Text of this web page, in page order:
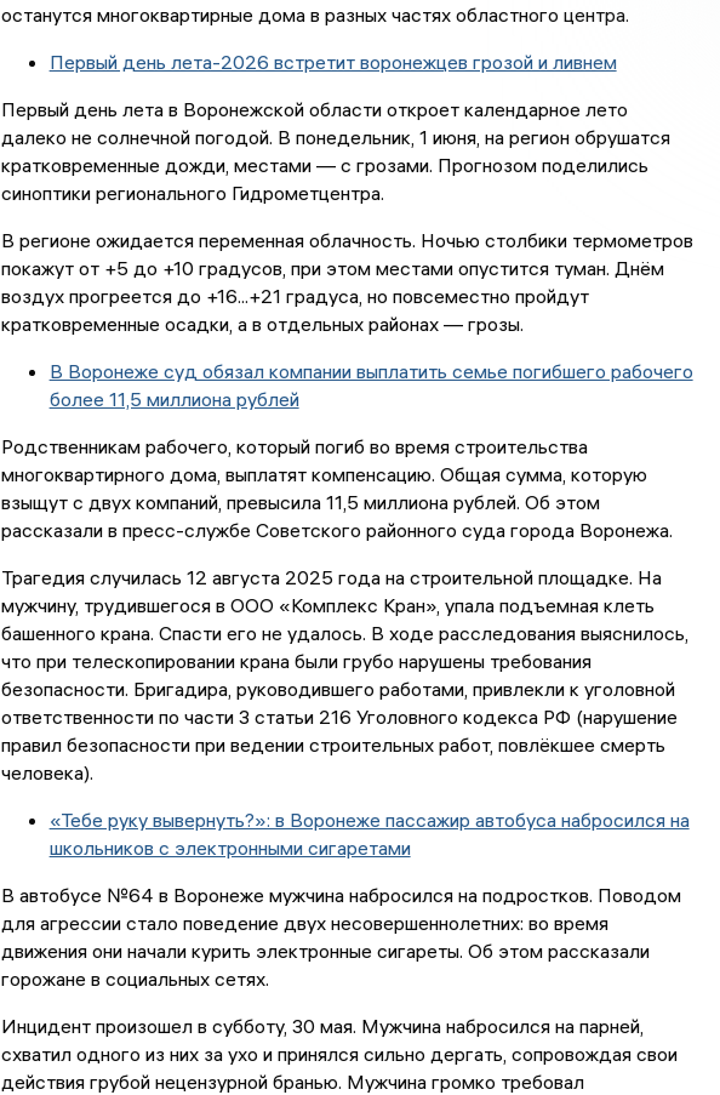
останутся многоквартирные дома в разных частях областного центра.
Первый день лета-2026 встретит воронежцев грозой и ливнем
Первый день лета в Воронежской области откроет календарное лето
далеко не солнечной погодой. В понедельник, 1 июня, на регион обрушатся
кратковременные дожди, местами — с грозами. Прогнозом поделились
синоптики регионального Гидрометцентра.
В регионе ожидается переменная облачность. Ночью столбики термометров
покажут от +5 до +10 градусов, при этом местами опустится туман. Днём
воздух прогреется до +16...+21 градуса, но повсеместно пройдут
кратковременные осадки, а в отдельных районах — грозы.
В Воронеже суд обязал компании выплатить семье погибшего рабочего
более 11,5 миллиона рублей
Родственникам рабочего, который погиб во время строительства
многоквартирного дома, выплатят компенсацию. Общая сумма, которую
взыщут с двух компаний, превысила 11,5 миллиона рублей. Об этом
рассказали в пресс-службе Советского районного суда города Воронежа.
Трагедия случилась 12 августа 2025 года на строительной площадке. На
мужчину, трудившегося в ООО «Комплекс Кран», упала подъемная клеть
башенного крана. Спасти его не удалось. В ходе расследования выяснилось,
что при телескопировании крана были грубо нарушены требования
безопасности. Бригадира, руководившего работами, привлекли к уголовной
ответственности по части 3 статьи 216 Уголовного кодекса РФ (нарушение
правил безопасности при ведении строительных работ, повлёкшее смерть
человека).
«Тебе руку вывернуть?»: в Воронеже пассажир автобуса набросился на
школьников с электронными сигаретами
В автобусе №64 в Воронеже мужчина набросился на подростков. Поводом
для агрессии стало поведение двух несовершеннолетних: во время
движения они начали курить электронные сигареты. Об этом рассказали
горожане в социальных сетях.
Инцидент произошел в субботу, 30 мая. Мужчина набросился на парней,
схватил одного из них за ухо и принялся сильно дергать, сопровождая свои
действия грубой нецензурной бранью. Мужчина громко требовал